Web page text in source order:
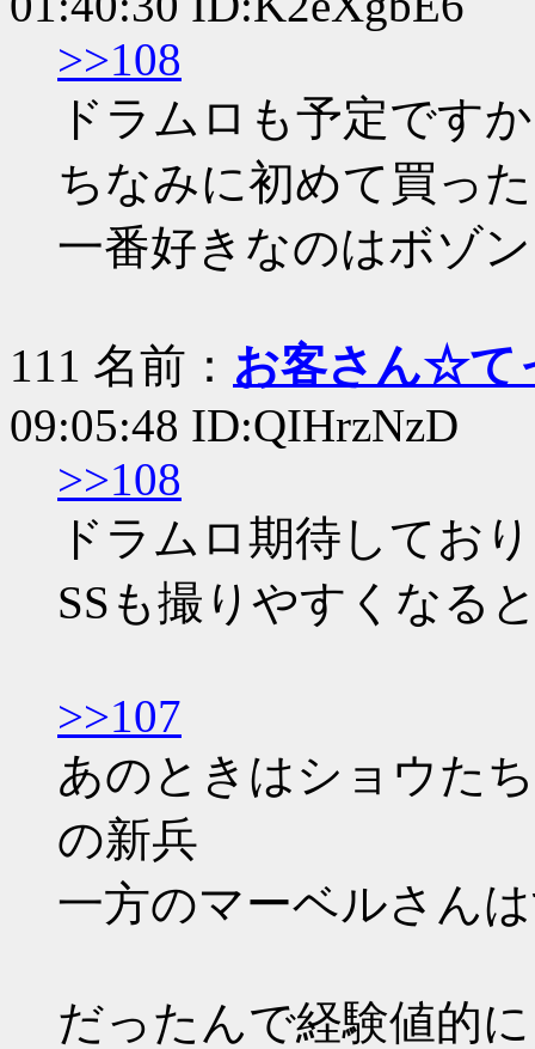
>>108
ドラムロも予定です
ちなみに初めて買っ
一番好きなのはボゾ
111 名前： お客さん☆て
09:05:48 ID:QIHrzNzD
>>108
ドラムロ期待してお
SSも撮りやすくなる
>>107
あのときはショウた
の新兵
一方のマーベルさん
だったんで経験値的